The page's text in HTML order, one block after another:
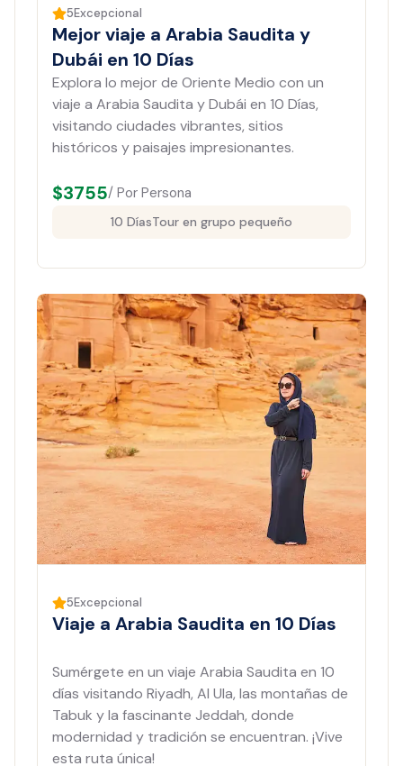
5Excepcional
Mejor viaje a Arabia Saudita y
Dubái en 10 Días
Explora lo mejor de Oriente Medio con un
viaje a Arabia Saudita y Dubái en 10 Días,
visitando ciudades vibrantes, sitios
históricos y paisajes impresionantes.
$3755/ Por Persona
10 DíasTour en grupo pequeño
5Excepcional
Viaje a Arabia Saudita en 10 Días
Sumérgete en un viaje Arabia Saudita en 10
días visitando Riyadh, Al Ula, las montañas de
Tabuk y la fascinante Jeddah, donde
modernidad y tradición se encuentran. ¡Vive
esta ruta única!